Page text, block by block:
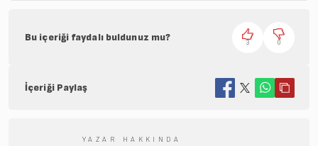
Bu içeriği faydalı buldunuz mu? 3 0
İçeriği Paylaş
YAZAR HAKKINDA